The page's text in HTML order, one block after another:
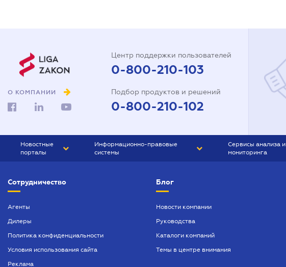
О КОМПАНИИ
Центр поддержки пользователей
0-800-210-103
Подбор продуктов и решений
0-800-210-102
Новостные
порталы
БИЗНЕС
Информационно-правовые
системы
БУХГАЛТЕР ПРОФ
ЮРИСТ ПРОФ
Сервисы анализа и
мониторинга
Сотрудничество
Агенты
Дилеры
Политика конфиденциальности
Условия использования сайта
Реклама
Блог
Новости компании
Руководства
Каталоги компаний
Темы в центре внимания